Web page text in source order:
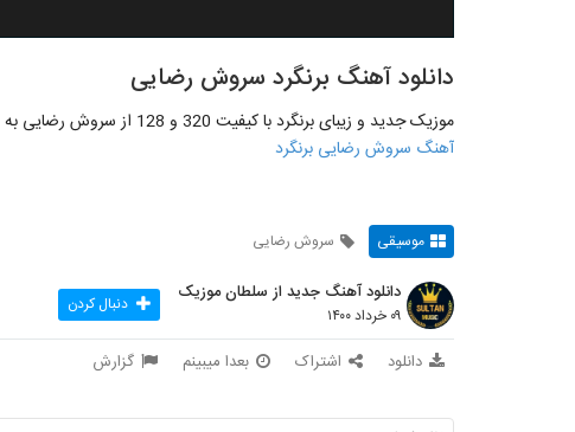
دانلود آهنگ برنگرد سروش رضایی
موزیک جدید و زیبای برنگرد با کیفیت 320 و 128 از سروش رضایی به صورت کامل و اختصاصی از لینک زیر منتشرشد
آهنگ سروش رضایی برنگرد
موسیقی سروش رضایی
دانلود آهنگ جدید از سلطان موزیک
۰۹ خرداد ۱۴۰۰ دنبال کردن
دانلود اشتراک بعدا میبینم گزارش